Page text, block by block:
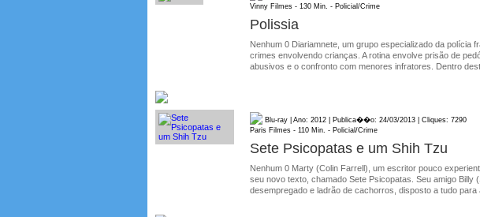
Vinny Filmes - 130 Min. - Policial/Crime
Polissia
Nenhum 0 Diariamnete, um grupo especializado da polícia
crimes envolvendo crianças. A rotina envolve prisão de
abusivos e o confronto com menores infratores. Dentro
Blu-ray | Ano: 2012 | Publica��o: 24/03/2013 | Cliques: 7290
Paris Filmes - 110 Min. - Policial/Crime
Sete Psicopatas e um Shih Tzu
Nenhum 0 Marty (Colin Farrell), um escritor pouco
seu novo texto, chamado Sete Psicopatas. Seu amigo Billy
desempregado e ladrão de cachorros, disposto a tudo para